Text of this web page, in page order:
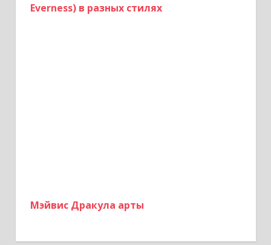
Everness) в разных стилях
Мэйвис Дракула арты